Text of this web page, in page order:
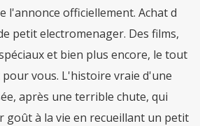
l'annonce officiellement. Achat d
petit electromenager. Des films,
et bien plus encore, le tout
vous. L'histoire vraie d'une
après une terrible chute, qui
goût à la vie en recueillant un petit